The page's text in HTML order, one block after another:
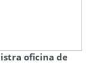
oficina de